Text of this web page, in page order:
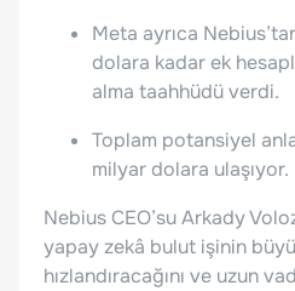
Meta ayrıca
dolara kadar ek
alma taahhüdü verdi.
Toplam potansiyel
milyar dolara ulaşıyor.
Nebius CEO’su Arkady
yapay zekâ bulut işinin
hızlandıracağını ve uzun